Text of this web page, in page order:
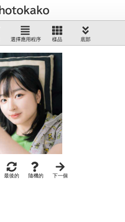
選擇應用程序 樣品 底部
最後的 隨機的 下一個